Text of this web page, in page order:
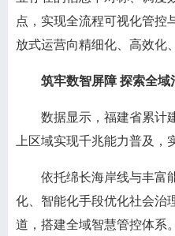
点，实现全流程可视化管控
放式运营向精细化、高效化
筑牢数智屏障 探索全域
数据显示，福建省累计建
上区域实现千兆能力普及，
依托绵长海岸线与丰富
化、智能化手段优化社会治
道，搭建全域智慧管控体系。